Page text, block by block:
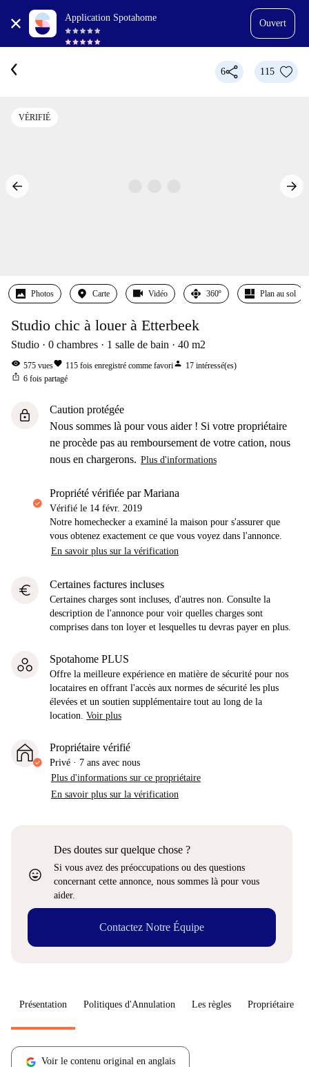
Application Spotahome
Ouvert
6 115
VÉRIFIÉ
Photos Carte Vidéo 360º Plan au sol
Studio chic à louer à Etterbeek
Studio 0 chambres 1 salle de bain 40 m2
visibility 575 vuesfavorite 115 fois enregistré comme favoriperson 17 intéressé(es)
ios_share 6 fois partagé
lock
Caution protégée
Nous sommes là pour vous aider ! Si votre propriétaire
ne procède pas au remboursement de votre cation, nous
nous en chargerons. Plus d'informations
propriété vérifiée par Mariana
Vérifié le 14 févr. 2019
Notre homechecker a examiné la maison pour s'assurer que
vous obtenez exactement ce que vous voyez dans l'annonce.
En savoir plus sur la vérification
euro Certaines factures incluses
Certaines charges sont incluses, d'autres non. Consulte la
description de l'annonce pour voir quelles charges sont
comprises dans ton loyer et lesquelles tu devras payer en plus.
Spotahome PLUS
Offre la meilleure expérience en matière de sécurité pour nos
locataires en offrant l'accès aux normes de sécurité les plus
élevées et un soutien supplémentaire tout au long de la
location. Voir plus
Propriétaire vérifié
Privé · 7 ans avec nous
Plus d'informations sur ce propriétaire
En savoir plus sur la vérification
sentiment_very_satisfied
Des doutes sur quelque chose ?
Si vous avez des préoccupations ou des questions
concernant cette annonce, nous sommes là pour vous
aider.
Contactez Notre Équipe
Présentation Politiques d'Annulation Les règles Propriétaire
Voir le contenu original en anglais